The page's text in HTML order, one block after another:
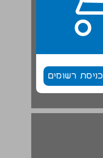
כניסת רשומים